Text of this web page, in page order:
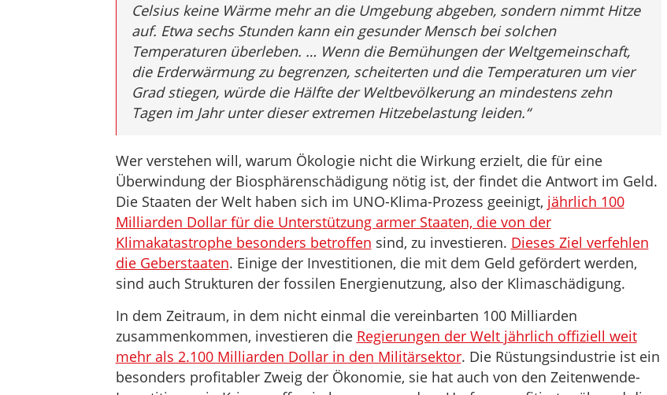
Celsius keine Wärme mehr an die Umgebung abgeben, sondern nimmt Hitze
auf. Etwa sechs Stunden kann ein gesunder Mensch bei solchen
Temperaturen überleben. … Wenn die Bemühungen der Weltgemeinschaft,
die Erderwärmung zu begrenzen, scheiterten und die Temperaturen um vier
Grad stiegen, würde die Hälfte der Weltbevölkerung an mindestens zehn
Tagen im Jahr unter dieser extremen Hitzebelastung leiden.“
Wer verstehen will, warum Ökologie nicht die Wirkung erzielt, die für eine
Überwindung der Biosphärenschädigung nötig ist, der findet die Antwort im Geld.
Die Staaten der Welt haben sich im UNO-Klima-Prozess geeinigt, jährlich 100
Milliarden Dollar für die Unterstützung armer Staaten, die von der
Klimakatastrophe besonders betroffen sind, zu investieren. Dieses Ziel verfehlen
die Geberstaaten. Einige der Investitionen, die mit dem Geld gefördert werden,
sind auch Strukturen der fossilen Energienutzung, also der Klimaschädigung.
In dem Zeitraum, in dem nicht einmal die vereinbarten 100 Milliarden
zusammenkommen, investieren die Regierungen der Welt jährlich offiziell weit
mehr als 2.100 Milliarden Dollar in den Militärsektor. Die Rüstungsindustrie ist ein
besonders profitabler Zweig der Ökonomie, sie hat auch von den Zeitenwende-